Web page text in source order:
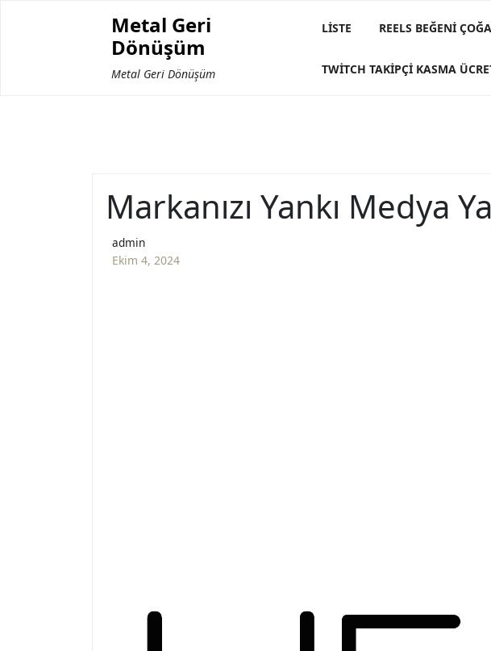
Metal Geri
Dönüşüm
Metal Geri Dönüşüm
LISTE REELS BEĞENI
TWITCH TAKIPÇI KASMA
Markanızı Yankı Medya
admin
Ekim 4, 2024